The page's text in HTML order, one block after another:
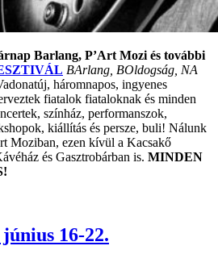
Barlang, P’Art Mozi és további
BArlang, BOldogság, NA
háromnapos, ingyenes
fiatalok fiataloknak és minden
színház, performanszok,
kiállítás és persze, buli! Nálunk
Moziban, ezen kívül a Kacsakő
és Gasztrobárban is. MINDEN
16-22.